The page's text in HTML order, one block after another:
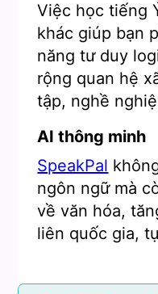
Việc học tiếng
khác giúp bạn
năng tư duy
rộng quan hệ
tập, nghề
AI thông minh
SpeakPal
ngôn ngữ mà
về văn hóa,
liên quốc gia,